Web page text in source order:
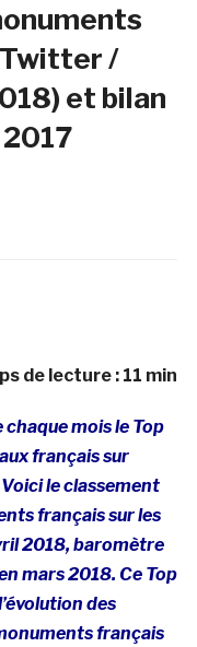
/
et bilan
de lecture : 11 min
chaque mois le Top
français sur
le classement
français sur les
2018, baromètre
mars 2018. Ce Top
des
français